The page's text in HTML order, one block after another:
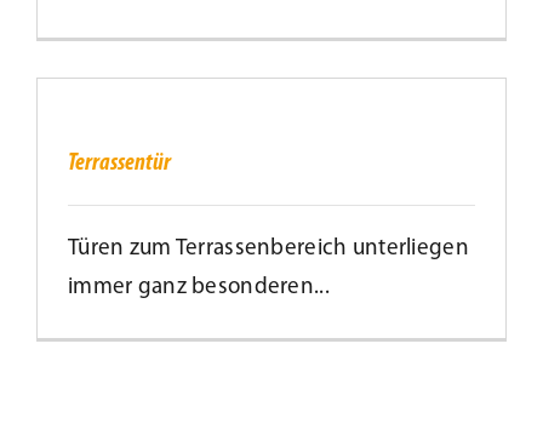
Terrassentür
Türen zum Terrassenbereich unterliegen
immer ganz besonderen...